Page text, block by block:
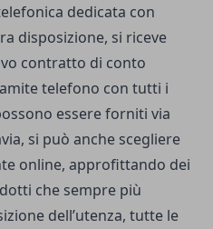
dedicata con
disposizione, si riceve
contratto di conto
telefono con tutti i
essere forniti via
si può anche scegliere
online, approfittando dei
che sempre più
dell’utenza, tutte le